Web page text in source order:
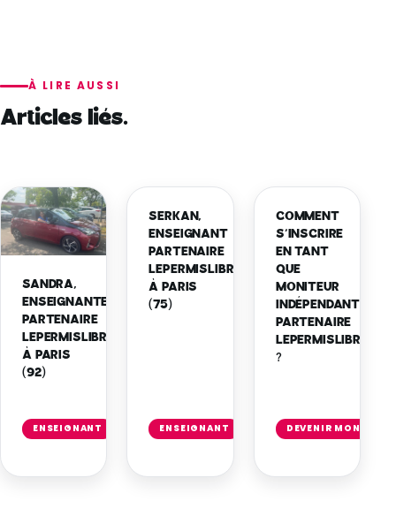
À LIRE AUSSI
Articles liés.
SANDRA,
ENSEIGNANTE
PARTENAIRE
LEPERMISLIBRE
À PARIS
(92)
ENSEIGNANT
l'article
SERKAN,
ENSEIGNANT
PARTENAIRE
LEPERMISLIBRE
À PARIS
(75)
ENSEIGNANT
l'article
COMMENT
S’INSCRIRE
EN TANT
QUE
MONITEUR
INDÉPENDANT
PARTENAIRE
LEPERMISLIBRE
?
DEVENIR